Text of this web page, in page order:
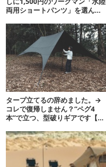
両用ショートパンツ」を選んだ
タープ立てるの辞めました。→
コレで復帰しません？“ペグ4
本”で立つ、型破りギアです【ド